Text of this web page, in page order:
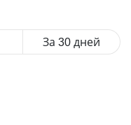
За 30 дней